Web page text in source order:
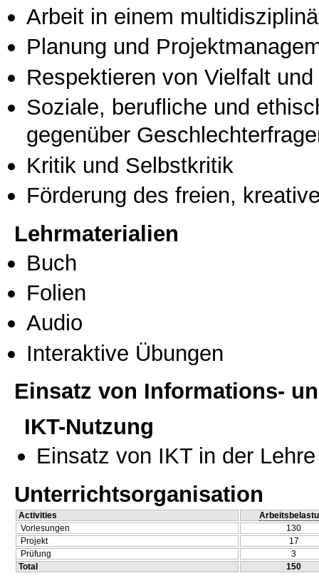
Arbeit in einem
Planung und
Respektieren von Vielfalt
Soziale, berufliche und
gegenüber
Kritik und Selbstkritik
Förderung des freien,
Lehrmaterialien
Buch
Folien
Audio
Interaktive Übungen
Einsatz von Informations-
IKT-Nutzung
Einsatz von IKT in der Lehre
Unterrichtsorganisation
Activities
Vorlesungen
130
Projekt
17
Prüfung
3
Total
150